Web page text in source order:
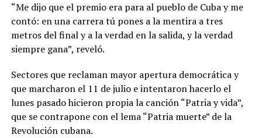
“Me dijo que el premio era para al pueblo de Cuba y me
contó: en una carrera tú pones a la mentira a tres
metros del final y a la verdad en la salida, y la verdad
siempre gana”, reveló.
Sectores que reclaman mayor apertura democrática y
que marcharon el 11 de julio e intentaron hacerlo el
lunes pasado hicieron propia la canción “Patria y vida”,
que se contrapone con el lema “Patria muerte” de la
Revolución cubana.